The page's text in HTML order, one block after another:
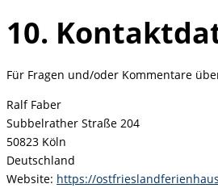
10.
Für Fragen und/oder Kommentare
Ralf Faber
Subbelrather Straße 204
50823 Köln
Deutschland
Website: https://